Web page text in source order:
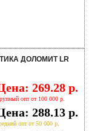
ДОЛОМИТ LR
269.28 р.
опт от 100 000 р.
288.13 р.
опт от 50 000 р.